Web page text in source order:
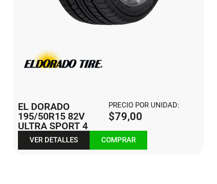
EL DORADO
195/50R15 82V
ULTRA SPORT 4
PRECIO POR UNIDAD:
$79,00
VER DETALLES COMPRAR